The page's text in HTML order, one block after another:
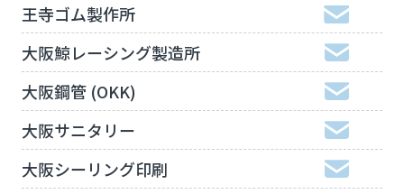
王寺ゴム製作所
大阪鯨レーシング製造所
大阪鋼管 (OKK)
大阪サニタリー
大阪シーリング印刷